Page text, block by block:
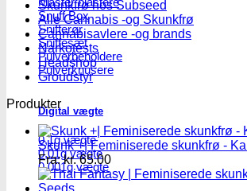
Snuff Box
Snifferør
Sniffesæt
Pulverbeholdere
Pulverknusere
Digital vægte
0,1g vægte
0,01g vægte
0,001g vægte
Skunkfrø hos Subseed
Alle Cannabis -og Skunkfrø
Cannabisavlere -og brands
Narkotests
Headshop
Groudstyr
Produkter
Skunk +| Feminiserede skunkfrø -
Fra:kr.65.00